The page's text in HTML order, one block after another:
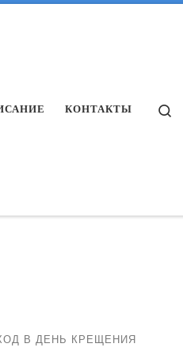
КОНТАКТЫ
В ДЕНЬ КРЕЩЕНИЯ